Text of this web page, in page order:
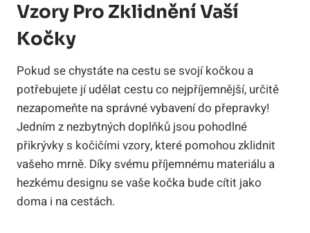
Vzory Pro Zklidnění Vaší
Kočky
Pokud se chystáte na cestu se svojí kočkou a
potřebujete jí udělat cestu co nejpříjemnější, určitě
nezapomeňte na správné vybavení do přepravky!
Jedním z nezbytných doplňků jsou pohodlné
přikrývky s kočičími vzory, které pomohou zklidnit
vašeho mrně. Díky svému příjemnému materiálu a
hezkému designu se vaše kočka bude cítit jako
doma i na cestách.